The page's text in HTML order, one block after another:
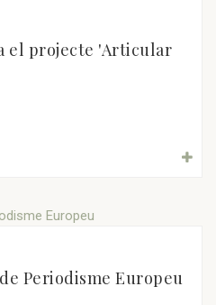
el projecte 'Articular
Periodisme Europeu